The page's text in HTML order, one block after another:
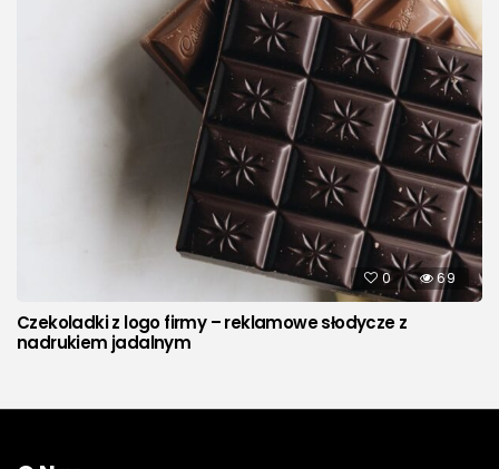
0 69
Czekoladki z logo firmy – reklamowe słodycze z
nadrukiem jadalnym